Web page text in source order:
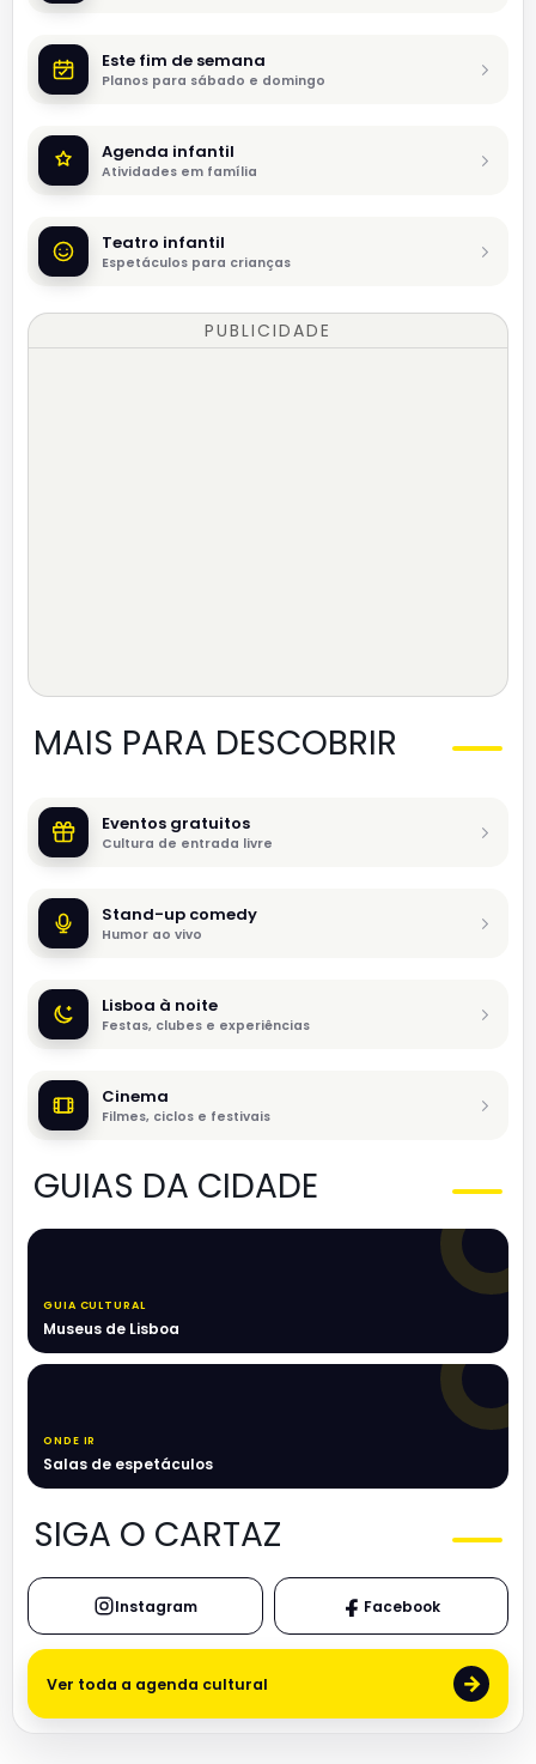
Este fim de semana
Planos para sábado e domingo
Agenda infantil
Atividades em família
Teatro infantil
Espetáculos para crianças
PUBLICIDADE
MAIS PARA DESCOBRIR
Eventos gratuitos
Cultura de entrada livre
Stand-up comedy
Humor ao vivo
Lisboa à noite
Festas, clubes e experiências
Cinema
Filmes, ciclos e festivais
GUIAS DA CIDADE
GUIA CULTURAL
Museus de Lisboa
ONDE IR
Salas de espetáculos
SIGA O CARTAZ
Instagram Facebook
Ver toda a agenda cultural →